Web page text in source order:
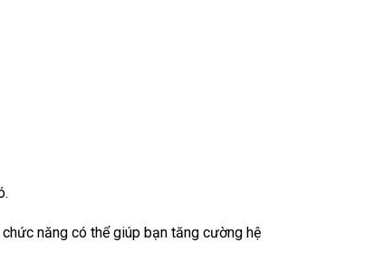
năng có thể giúp bạn tăng cường hệ